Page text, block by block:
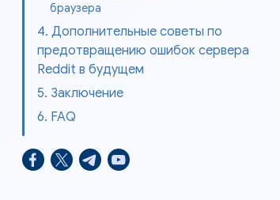
браузера
4. Дополнительные советы по
предотвращению ошибок сервера
Reddit в будущем
5. Заключение
6. FAQ